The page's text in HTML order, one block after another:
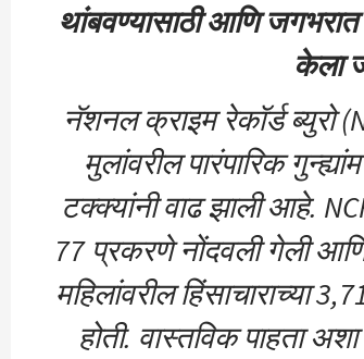
थांबवण्यासाठी आणि
केला
नॅशनल क्राइम रेकॉर्ड ब्युरो
मुलांवरील पारंपारिक
टक्क्यांनी वाढ झाली आहे.
77 प्रकरणे नोंदवली गेली
महिलांवरील हिंसाचाराच्या
होती. वास्तविक पाहता